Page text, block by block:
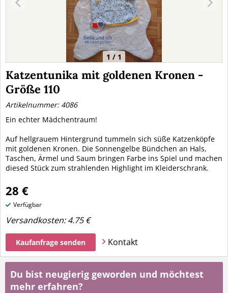
1 / 1
Katzentunika mit goldenen Kronen -
Größe 110
Artikelnummer: 4086
Ein echter Mädchentraum!
Auf hellgrauem Hintergrund tummeln sich süße Katzenköpfe
mit goldenen Kronen. Die Sonnengelbe Bündchen an Hals,
Taschen, Ärmel und Saum bringen Farbe ins Spiel und machen
diesed Stück zum strahlenden Highlight im Kleiderschrank.
28 €
Verfügbar
Versandkosten:4.75 €
Kaufanfrage senden Kontakt
Du bist neugierig geworden und möchtest
mehr erfahren?